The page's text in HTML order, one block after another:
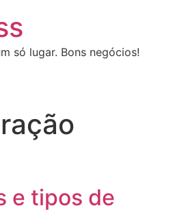
só lugar. Bons negócios!
e tipos de